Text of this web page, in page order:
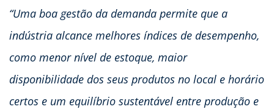
“Uma boa gestão da demanda permite que a
indústria alcance melhores índices de desempenho,
como menor nível de estoque, maior
disponibilidade dos seus produtos no local e horário
certos e um equilíbrio sustentável entre produção e